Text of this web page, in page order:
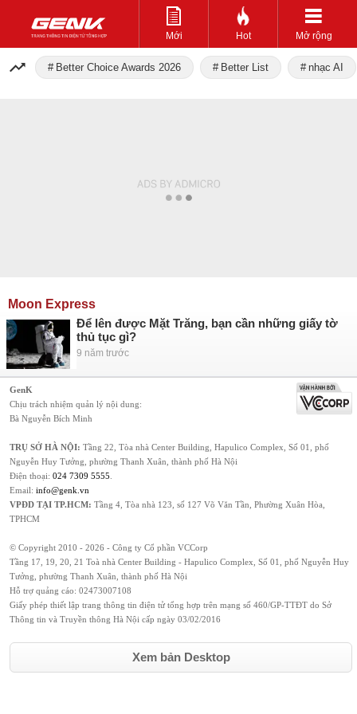
Mới Hot Mở rộng
Better Choice Awards 2026 Better List nhạc AI
Moon Express
Để lên được Mặt Trăng, bạn cần những giấy tờ
thủ tục gì?
9 năm trước
GenK
Chịu trách nhiệm quản lý nội dung:
Bà Nguyễn Bích Minh
TRỤ SỞ HÀ NỘI: Tầng 22, Tòa nhà Center Building, Hapulico Complex, Số 01, phố
Nguyễn Huy Tưởng, phường Thanh Xuân, thành phố Hà Nội
Điện thoại: 024 7309 5555
Email: info@genk.vn
VPĐD TẠI TP.HCM: Tầng 4, Tòa nhà 123, số 127 Võ Văn Tần, Phường Xuân Hòa,
TPHCM
© Copyright 2010 - 2026 - Công ty Cổ phần VCCorp
Tầng 17, 19, 20, 21 Toà nhà Center Building - Hapulico Complex, Số 01, phố Nguyễn Huy
Tưởng, phường Thanh Xuân, thành phố Hà Nội
Hỗ trợ quảng cáo: 02473007108
Giấy phép thiết lập trang thông tin điện tử tổng hợp trên mạng số 460/GP-TTĐT do Sở
Thông tin và Truyền thông Hà Nội cấp ngày 03/02/2016
Xem bản Desktop